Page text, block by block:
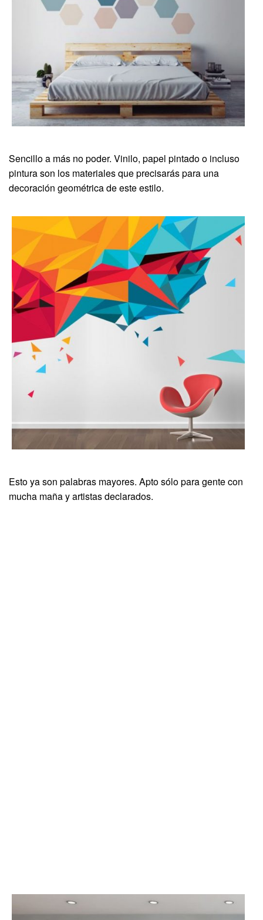
Sencillo a más no poder. Vinilo, papel pintado o incluso
pintura son los materiales que precisarás para una
decoración geométrica de este estilo.
Esto ya son palabras mayores. Apto sólo para gente con
mucha maña y artistas declarados.